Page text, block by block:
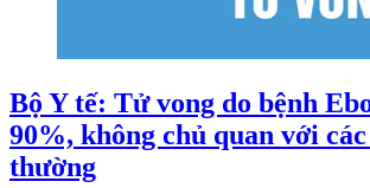
Bộ Y tế: Tử vong do bệnh
90%, không chủ quan với
thường